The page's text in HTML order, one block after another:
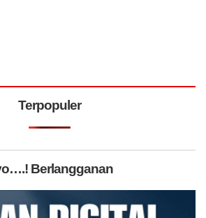
Terpopuler
Berlangganan